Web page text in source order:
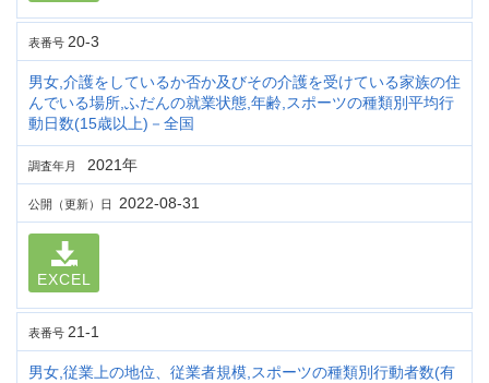
表番号 20-3
男女,介護をしているか否か及びその介護を受けている家族の住
んでいる場所,ふだんの就業状態,年齢,スポーツの種類別平均行
動日数(15歳以上)－全国
調査年月 2021年
公開（更新）日 2022-08-31
EXCEL
表番号 21-1
男女,従業上の地位、従業者規模,スポーツの種類別行動者数(有